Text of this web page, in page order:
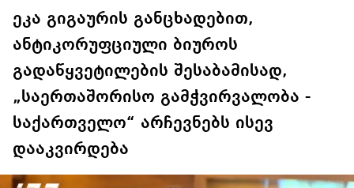
ეკა გიგაურის განცხადებით,
ანტიკორუფციული ბიუროს
გადაწყვეტილების შესაბამისად,
„საერთაშორისო გამჭვირვალობა -
საქართველო“ არჩევნებს ისევ
დააკვირდება